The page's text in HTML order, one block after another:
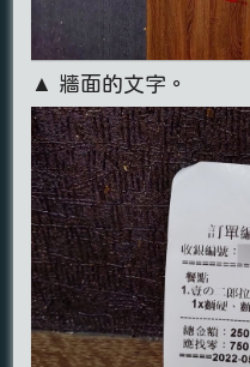
▲ 牆面的文字。